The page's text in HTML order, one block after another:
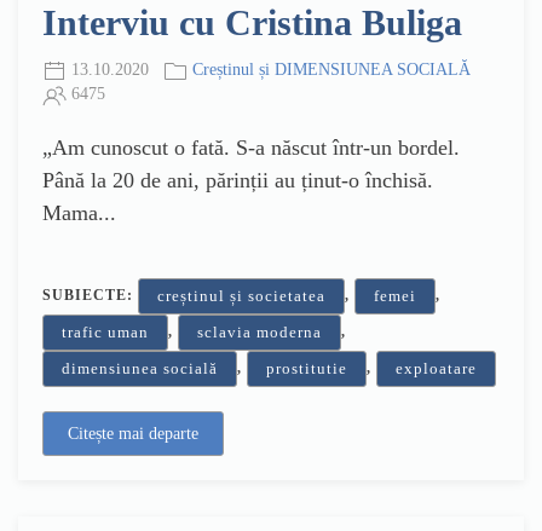
Interviu cu Cristina Buliga
13.10.2020
Creștinul și DIMENSIUNEA SOCIALĂ
6475
„Am cunoscut o fată. S-a născut într-un bordel.
Până la 20 de ani, părinții au ținut-o închisă.
Mama...
SUBIECTE: creștinul și societatea , femei ,
trafic uman , sclavia moderna ,
dimensiunea socială , prostitutie , exploatare
Citește mai departe